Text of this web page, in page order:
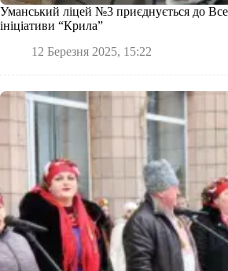
Уманський ліцей №3 приєднується до
ініціативи “Крила”
12 Березня 2025, 15:22